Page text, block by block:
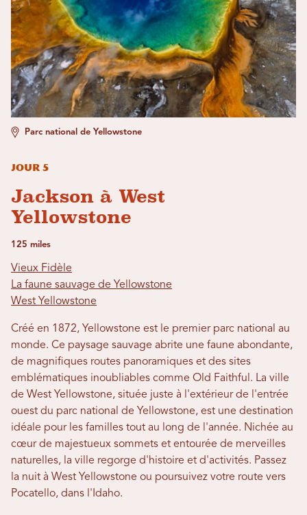
Parc national de Yellowstone
Jour 5
Jackson à West
Yellowstone
125 miles
Vieux Fidèle
La faune sauvage de Yellowstone
West Yellowstone
Créé en 1872, Yellowstone est le premier parc national au
monde. Ce paysage sauvage abrite une faune abondante,
de magnifiques routes panoramiques et des sites
emblématiques inoubliables comme Old Faithful. La ville
de West Yellowstone, située juste à l'extérieur de l'entrée
ouest du parc national de Yellowstone, est une destination
idéale pour les familles tout au long de l'année. Nichée au
cœur de majestueux sommets et entourée de merveilles
naturelles, la ville regorge d'histoire et d'activités. Passez
la nuit à West Yellowstone ou poursuivez votre route vers
Pocatello, dans l'Idaho.